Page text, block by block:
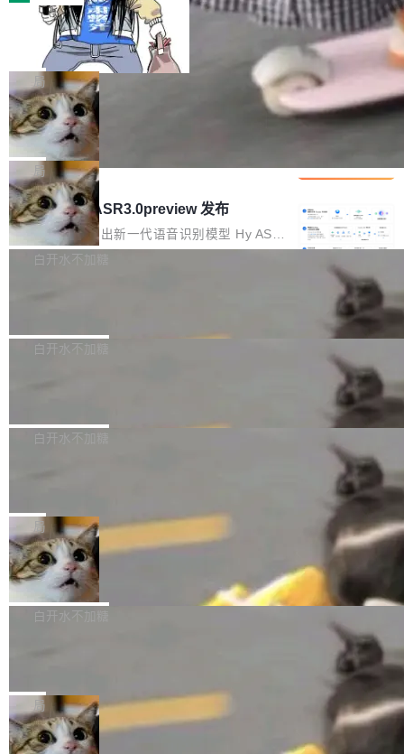
装完即用。 开源地址：Gitee · GitCode · GitHu
b 安装 支持 Java 8+（8~26）、macOS / Linu
x / Windows / Harmony PC。 # macOS / Linu
x / Harmony PC curl -fsSL https://solon.noea
r.org/solon...
体。企业级代码仓库通常包含数十万乃至数百万
个文件，其规模远超单次模型调用可承载的上下
文窗口。随着项目规模的持续扩张与代码历史的
不断累积，代码仓中的模块关系、接口契约、业
务逻辑等关键信息往往分散于数十乃至数百个文
件之中，形成高度复杂的知识关联网络。传统的
代码检索手段（如关键词匹配、目录遍历）仅能
在语法层面完成文本定位，难以触及代码的语义
内涵与结构关联，导致开发者使用代码智能体在
理解大规模代码仓时面临显著"代码仓理解"瓶
颈。 代码仓深度理解服务（以下简称" CodeBas
e深度理解服务"）是华为云码道（CodeA...
一条“删库”命令跑 17 小时，算法工程
师删光 89TB 数据只为干私活
最高人民检察院8月4日公布了一起案件：北京一
名90后算法工程师王某，为了给自己接的私活腾
服务器空间，删光了公司AI游戏部门的全部核心
数据。 王某2024年1月入职东城区某科技公司AI
短剧部门，有互联网大厂背景。在公司内部架构
调整期间，部门三次通知全员将数据从A集群迁
移到B集群，王某都回复了"收到"。 他没有迁移
数据。2024年9月3日下午4点，他使用此前登录
的账号密码进入A集群，输入了一条被程序员圈
称为"删库跑路"的命令——最高管理员权限、无
自研的多个文生3D和...
局
Cloudflare 分享推理优化实践：KV ca
che 量化 + 权重压缩，吞吐量提升 4
1%，成本降 30%
Kimi 和 GLM 是当前最强的大模型系列之一，但
它们有一个共同的问题：太吃显存了。月之暗面
的 Kimi K 系列和智谱的 GLM 都是长上下文、M
oE 架构的大模型，好用到让人上瘾，但 GPU 显
存永远不够用。 Cloudflare 的 Workers AI 团队
一直在跑这些模型的推理。他们在官方博客上发
整性保护。效果是：吞吐量提升 41%，每 token
局
腾讯混元 Hy ASR3.0preview 发布
腾讯混元正式推出新一代语音识别模型 Hy ASR
3.0preview。基于最新一代大语言模型 Hy3 的
让语音识别不再只是听清，而是真正听懂。通过
w 不要求标准普通话，方言识别覆盖粤语、吴语
白开水不加糖
新和少量网页兼容性修复版本。 Changes/fixe
容提供的字体时出现的几个问题 为避免音频加
质的最低采样率）的音频格式将被拒绝 修复了 C
SS 圆角虚线样式中可能存在的问题 如果表单中
的图像元素不在同一个子树中，则它们将不再关
联 加...
白开水不加糖
发布的 Release Notes，他利用 AI 工具（如 Co
最强的若干项。对于尚未正式发版的 PG 19，则
通过拉取过去一年内（从 PG 18 Beta1 时间点
至今）的所有 commit，同样交由 AI 分析提炼。
经过人工复核，准确度令人满意。这一方法也为
社区爱好者提供了高效跟踪新版本的思路。
白开水不加糖
维护工作一直与我的日常工作、家务、社交生活
和休闲娱乐竞争时间。" 这是 libexpat 维护者 S
ebastian Pipping 写在博客里的话。8 月 4 日，
他宣布了一个新消息：从 2026 年 8 月 1 日起，
他可以全职维护 libexpat 了，最长 6 个月。发
库之一。你的操作系统、浏览器、无数的基础设
施软件，很可能都在用它。而过去十年，维护它
的人一直在用业余...
局
Firefox 153.0.3 发布
Firefox 153.0.3 现已发布，具体更新内容如
下： New Smart Window 包含多项增强功能：
gi?id=2019042">Bug&nbsp;2019042</a>）</l
i> <li>现在，助手可以直接使用 Exa 的网络搜索
结果回答问题，而无需将问题转交给搜索引擎。
白开水不加糖
的 npm 包。项目的核心论点是：容器不适合 Ag
ent 计算。真正适合的，是 Isolate。 Cloudflare
工程师在这件事上没什么可谦虚的——他们用 W
局
OpenAI 公开邮件和聊天记录回应苹果